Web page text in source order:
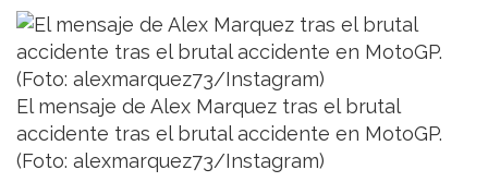
El mensaje de Alex Marquez tras el brutal
accidente tras el brutal accidente en MotoGP.
(Foto: alexmarquez73/Instagram)